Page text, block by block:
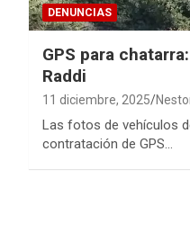
DENUNCIAS
GPS para
Raddi
11 diciembre, 2025
Las fotos de vehículos
contratación de GPS…